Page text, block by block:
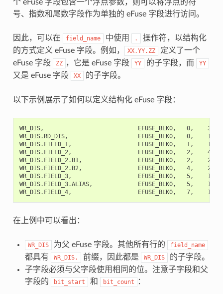
个 eFuse 字段包含一个浮点参数，则可以将浮点的符
号、指数和尾数字段作为单独的 eFuse 字段进行访问。
因此，可以在 field_name 中使用 .
操作符，以结构化
的方式定义 eFuse 字段。例如，
XX.YY.ZZ
定义了一个
eFuse 字段
ZZ ，它是 eFuse 字段 YY 的子字段，而 YY
又是 eFuse 字段 XX 的子字段。
以下示例展示了如何以定义结构化 eFuse 字段：
WR_DIS,                           EFUSE_BLK0,   0,    32,
WR_DIS.RD_DIS,                    EFUSE_BLK0,   0,    1,
WR_DIS.FIELD_1,                   EFUSE_BLK0,   1,    1,
WR_DIS.FIELD_2,                   EFUSE_BLK0,   2,    4,
WR_DIS.FIELD_2.B1,                EFUSE_BLK0,   2,    2,
WR_DIS.FIELD_2.B2,                EFUSE_BLK0,   4,    2,
WR_DIS.FIELD_3,                   EFUSE_BLK0,   5,    1,
WR_DIS.FIELD_3.ALIAS,             EFUSE_BLK0,   5,
在上例中可以看出：
WR_DIS 为父 eFuse 字段。其他所有行的 field_name
都具有 WR_DIS. 前缀，因此都是 WR_DIS
的子字段。
子字段必须与父字段使用相同的位。注意子字段和父
字段的
bit_start 和 bit_count ：